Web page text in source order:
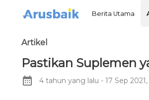
Berita Utama
Artikel
Pastikan Suplemen
4 tahun yang lalu - 17 Sep